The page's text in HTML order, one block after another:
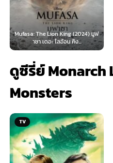
Lion King (2024) มูฟ
อะ ไลอ้อน คิง...
Obsession
หลอน
ดูซีรี่ย์ Monarch
Monsters
TV